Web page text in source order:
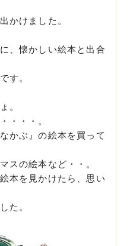
かけました。
、懐かしい絵本と出合
す。
。
・・・。
かぶ』の絵本を買って
スの絵本など・・。
本を見かけたら、思い
た。